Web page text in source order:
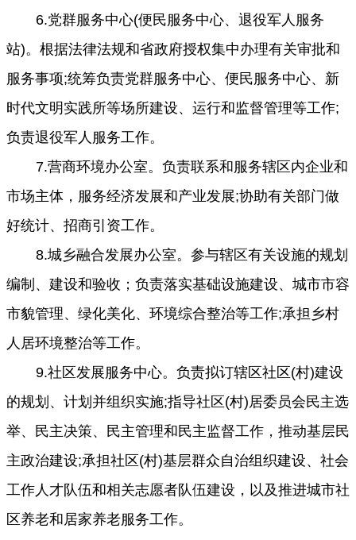
6.党群服务中心(便民服务中心、退役军人服务
站)。根据法律法规和省政府授权集中办理有关审批和
服务事项;统筹负责党群服务中心、便民服务中心、新
时代文明实践所等场所建设、运行和监督管理等工作;
负责退役军人服务工作。
7.营商环境办公室。负责联系和服务辖区内企业和
市场主体，服务经济发展和产业发展;协助有关部门做
好统计、招商引资工作。
8.城乡融合发展办公室。参与辖区有关设施的规划
编制、建设和验收；负责落实基础设施建设、城市市容
市貌管理、绿化美化、环境综合整治等工作;承担乡村
人居环境整治等工作。
9.社区发展服务中心。负责拟订辖区社区(村)建设
的规划、计划并组织实施;指导社区(村)居委员会民主选
举、民主决策、民主管理和民主监督工作，推动基层民
主政治建设;承担社区(村)基层群众自治组织建设、社会
工作人才队伍和相关志愿者队伍建设，以及推进城市社
区养老和居家养老服务工作。